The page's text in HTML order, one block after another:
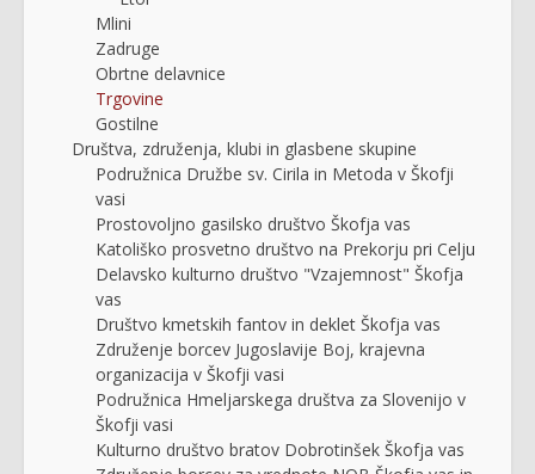
Mlini
Zadruge
Obrtne delavnice
Trgovine
Gostilne
Društva, združenja, klubi in glasbene skupine
Podružnica Družbe sv. Cirila in Metoda v Škofji
vasi
Prostovoljno gasilsko društvo Škofja vas
Katoliško prosvetno društvo na Prekorju pri Celju
Delavsko kulturno društvo "Vzajemnost" Škofja
vas
Društvo kmetskih fantov in deklet Škofja vas
Združenje borcev Jugoslavije Boj, krajevna
organizacija v Škofji vasi
Podružnica Hmeljarskega društva za Slovenijo v
Škofji vasi
Kulturno društvo bratov Dobrotinšek Škofja vas